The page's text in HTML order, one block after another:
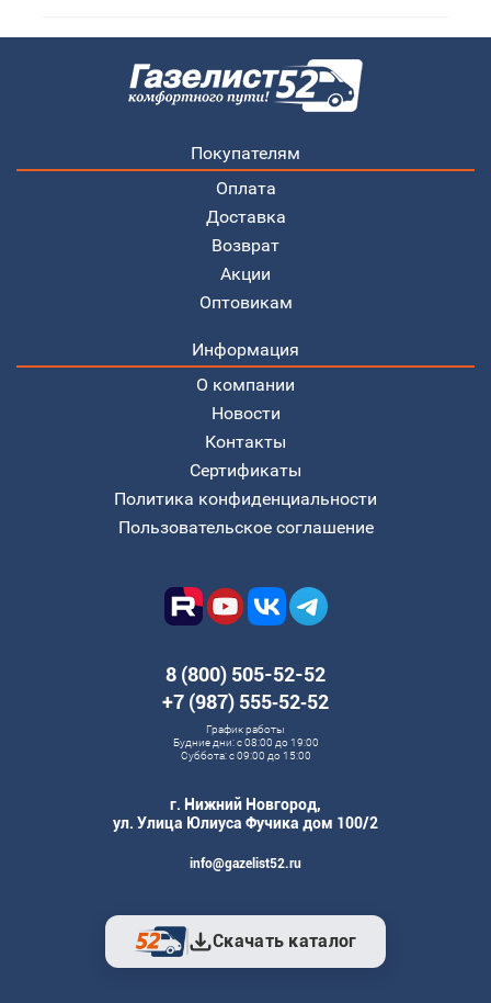
Покупателям
Оплата
Доставка
Возврат
Акции
Оптовикам
Информация
О компании
Новости
Контакты
Сертификаты
Политика конфиденциальности
Пользовательское соглашение
8 (800) 505-52-52
+7 (987) 555‑52‑52
График работы
Будние дни: с 08:00 до 19:00
Суббота: с 09:00 до 15:00
г. Нижний Новгород,
ул. Улица Юлиуса Фучика дом 100/2
info@gazelist52.ru
Скачать каталог